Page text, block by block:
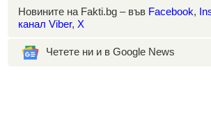
Новините на Fakti.bg – във Facebook,
канал Viber, X
Четете ни и в Google News